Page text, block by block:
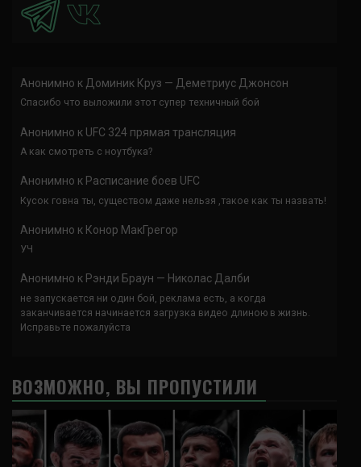
Анонимно к Доминик Круз — Деметриус Джонсон
Спасибо что выложили этот супер техничный бой
Анонимно к UFC 324 прямая трансляция
А как смотреть с ноутбука?
Анонимно к Расписание боев UFC
Кусок говна ты, существом даже нельзя ,такое как ты назвать!
Анонимно к Конор МакГрегор
УЧ
Анонимно к Рэнди Браун — Николас Далби
не запускается ни один бой, реклама есть, а когда
заканчивается начинается загрузка видео длиною в жизнь.
Исправьте пожалуйста
ВОЗМОЖНО, ВЫ ПРОПУСТИЛИ